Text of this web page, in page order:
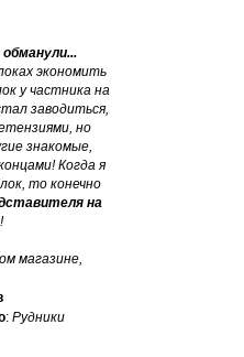
экономить
у частника на
заводиться,
но
знакомые,
Когда я
то конечно
на
!
магазине,
: Рудники